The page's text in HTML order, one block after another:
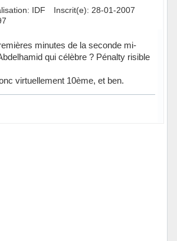
IDF
Inscrit(e): 28-01-2007
minutes de la seconde mi-
qui célèbre ? Pénalty risible
virtuellement 10ème, et ben.